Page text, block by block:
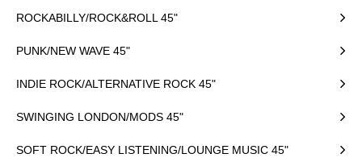
ROCKABILLY/ROCK&ROLL 45"
PUNK/NEW WAVE 45"
INDIE ROCK/ALTERNATIVE ROCK 45"
SWINGING LONDON/MODS 45"
SOFT ROCK/EASY LISTENING/LOUNGE MUSIC 45"